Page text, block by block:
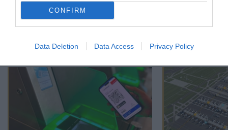
CONFIRM
Data Deletion Data Access Privacy Policy